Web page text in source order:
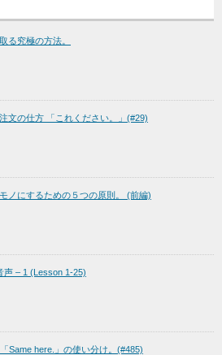
る究極の方法。
文の仕方 「これください。」(#29)
ノにするための５つの原則。 (前編)
声 – 1 (Lesson 1-25)
「Same here.」の使い分け。(#485)